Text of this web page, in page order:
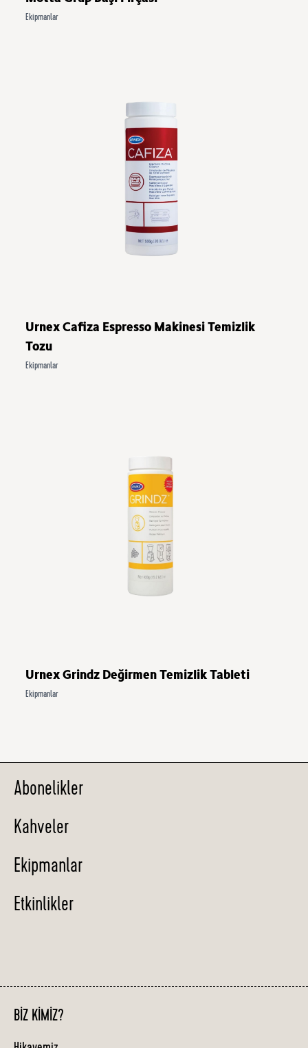
Ekipmanlar
Urnex Cafiza Espresso Makinesi Temizlik
Tozu
Ekipmanlar
Urnex Grindz Değirmen Temizlik Tableti
Ekipmanlar
Abonelikler
Kahveler
Ekipmanlar
Etkinlikler
BIZ KIMIZ?